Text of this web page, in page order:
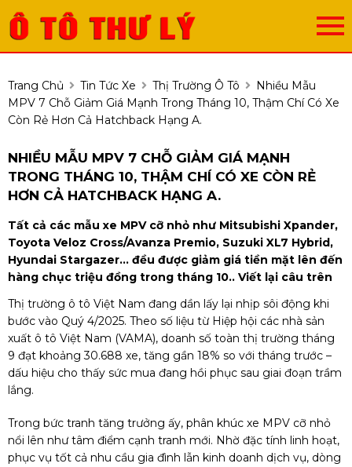
Trang Chủ Tin Tức Xe Thị Trường Ô Tô
Nhiều Mẫu
MPV 7 Chỗ Giảm Giá Mạnh Trong Tháng 10, Thậm Chí Có Xe
Còn Rẻ Hơn Cả Hatchback Hạng A.
NHIỀU MẪU MPV 7 CHỖ GIẢM GIÁ MẠNH
TRONG THÁNG 10, THẬM CHÍ CÓ XE CÒN RẺ
HƠN CẢ HATCHBACK HẠNG A.
Tất cả các mẫu xe MPV cỡ nhỏ như Mitsubishi Xpander,
Toyota Veloz Cross/Avanza Premio, Suzuki XL7 Hybrid,
Hyundai Stargazer... đều được giảm giá tiền mặt lên đến
hàng chục triệu đồng trong tháng 10.. Viết lại câu trên
Thị trường ô tô Việt Nam đang dần lấy lại nhịp sôi động khi
bước vào Quý 4/2025. Theo số liệu từ Hiệp hội các nhà sản
xuất ô tô Việt Nam (VAMA), doanh số toàn thị trường tháng
9 đạt khoảng 30.688 xe, tăng gần 18% so với tháng trước –
dấu hiệu cho thấy sức mua đang hồi phục sau giai đoạn trầm
lắng.
Trong bức tranh tăng trưởng ấy, phân khúc xe MPV cỡ nhỏ
nổi lên như tâm điểm cạnh tranh mới. Nhờ đặc tính linh hoạt,
phục vụ tốt cả nhu cầu gia đình lẫn kinh doanh dịch vụ, dòng